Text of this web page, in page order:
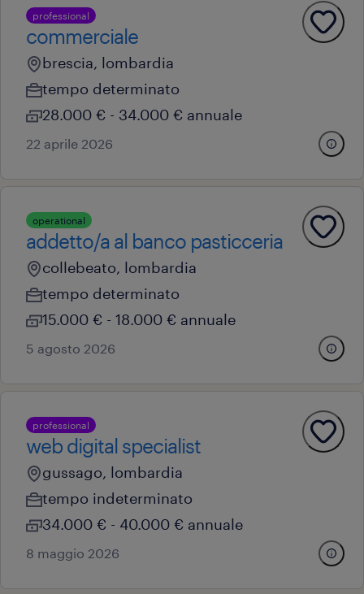
professional
commerciale
brescia, lombardia
tempo determinato
28.000 € - 34.000 € annuale
22 aprile 2026
operational
addetto/a al banco pasticceria
collebeato, lombardia
tempo determinato
15.000 € - 18.000 € annuale
5 agosto 2026
professional
web digital specialist
gussago, lombardia
tempo indeterminato
34.000 € - 40.000 € annuale
8 maggio 2026